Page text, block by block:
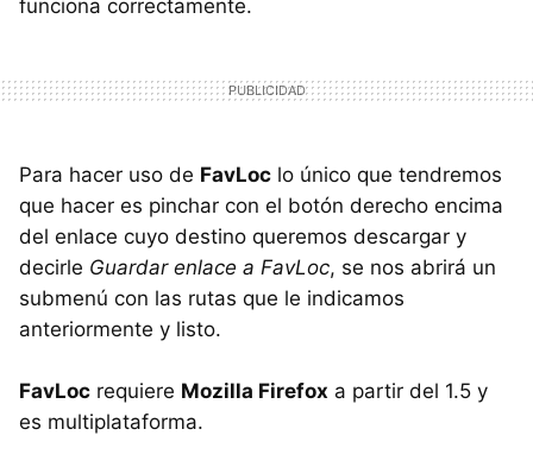
funciona correctamente.
Para hacer uso de FavLoc lo único que tendremos
que hacer es pinchar con el botón derecho encima
del enlace cuyo destino queremos descargar y
decirle Guardar enlace a FavLoc, se nos abrirá un
submenú con las rutas que le indicamos
anteriormente y listo.
FavLoc requiere Mozilla Firefox a partir del 1.5 y
es multiplataforma.